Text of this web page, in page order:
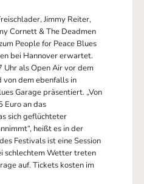
Jimmy Reiter,
Cornett & The Deadmen
People for Peace Blues
bei Hannover erwartet.
als Open Air vor dem
dem ebenfalls in
Garage präsentiert. „Von
Euro an das
sich geflüchteter
heißt es in der
Festivals ist eine Session
schlechtem Wetter treten
auf. Tickets kosten im